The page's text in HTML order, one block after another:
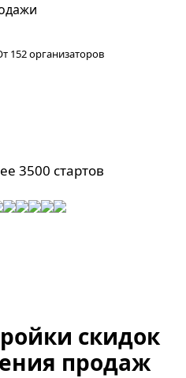
152 организаторов
3500 стартов
скидок
продаж